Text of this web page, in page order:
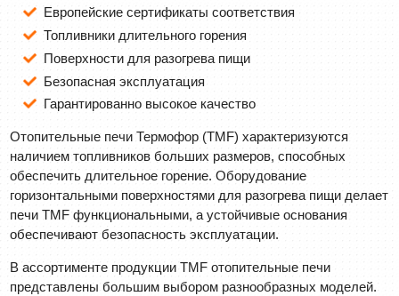
Европейские сертификаты соответствия
Топливники длительного горения
Поверхности для разогрева пищи
Безопасная эксплуатация
Гарантированно высокое качество
Отопительные печи Термофор (TMF) характеризуются
наличием топливников больших размеров, способных
обеспечить длительное горение. Оборудование
горизонтальными поверхностями для разогрева пищи делает
печи TMF функциональными, а устойчивые основания
обеспечивают безопасность эксплуатации.
В ассортименте продукции TMF отопительные печи
представлены большим выбором разнообразных моделей.